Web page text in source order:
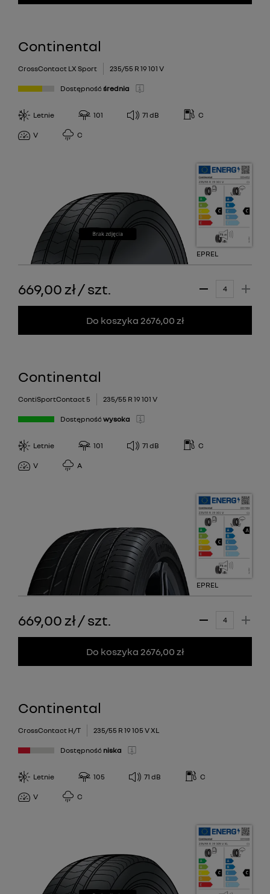
Continental
CrossContact LX Sport 235/55 R 19 101 V
Dostępność średnia
Letnie 101 71 dB C
V C
EPREL
669,00 zł/szt.
Do koszyka 2676,00 zł
Continental
ContiSportContact 5 235/55 R 19 101 V
Dostępność wysoka
Letnie 101 71 dB C
V A
EPREL
669,00 zł/szt.
Do koszyka 2676,00 zł
Continental
CrossContact H/T 235/55 R 19 105 V XL
Dostępność niska
Letnie 105 71 dB C
V C